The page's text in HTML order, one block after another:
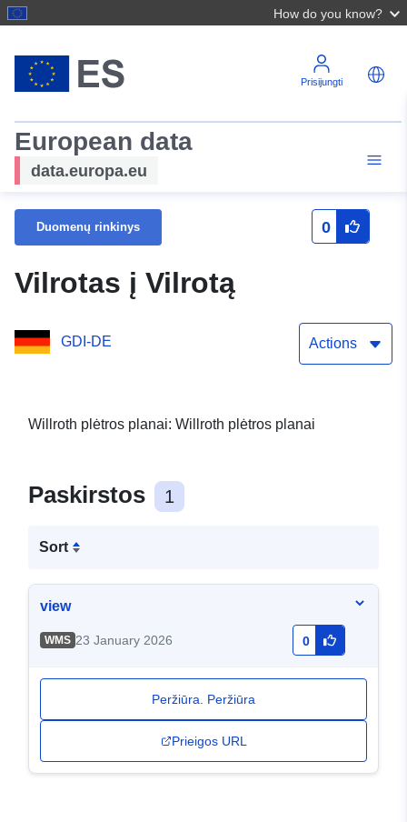
How do you know?
Prisijungti
European data
data.europa.eu
Duomenų rinkinys 0
Vilrotas į Vilrotą
GDI-DE Actions
Willroth plėtros planai: Willroth plėtros planai
Paskirstos 1
Sort
view
WMS 23 January 2026 0
Peržiūra. Peržiūra
Prieigos URL